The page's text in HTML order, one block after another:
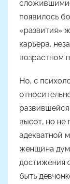
появилось
«развития»
карьера,
возрастном
Но, с
высот, но не
адекватной
женщина
достижения
быть